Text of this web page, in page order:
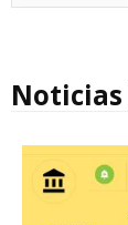
Noticias